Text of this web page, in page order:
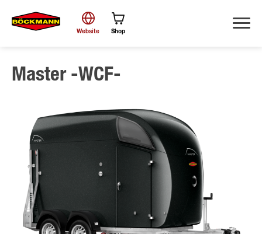
Suche
Website Shop
Master -WCF-